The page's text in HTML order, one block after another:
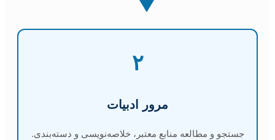
۲
مرور ادبیات
جستجو و مطالعه منابع معتبر، خلاصه‌نویسی و دسته‌بندی.